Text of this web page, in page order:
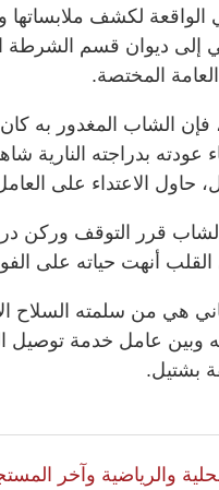
الواقعة لكشف ملابساتها
إلى ديوان قسم الشرطة
المختصة.
فإن الشاب المغدور به
عودته بدراجته
الاعتداء على
قرر التوقف وركن
أنهت حياته على
هي من سلمته السلاح
وبين عامل خدمة توصيل
بشتيل.
والرياضية وآخر